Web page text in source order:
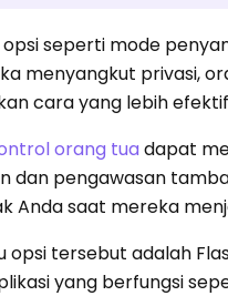
opsi seperti mode
menyangkut privasi,
cara yang lebih
orang tua dapat
dan pengawasan
Anda saat mereka
opsi tersebut adalah
yang berfungsi